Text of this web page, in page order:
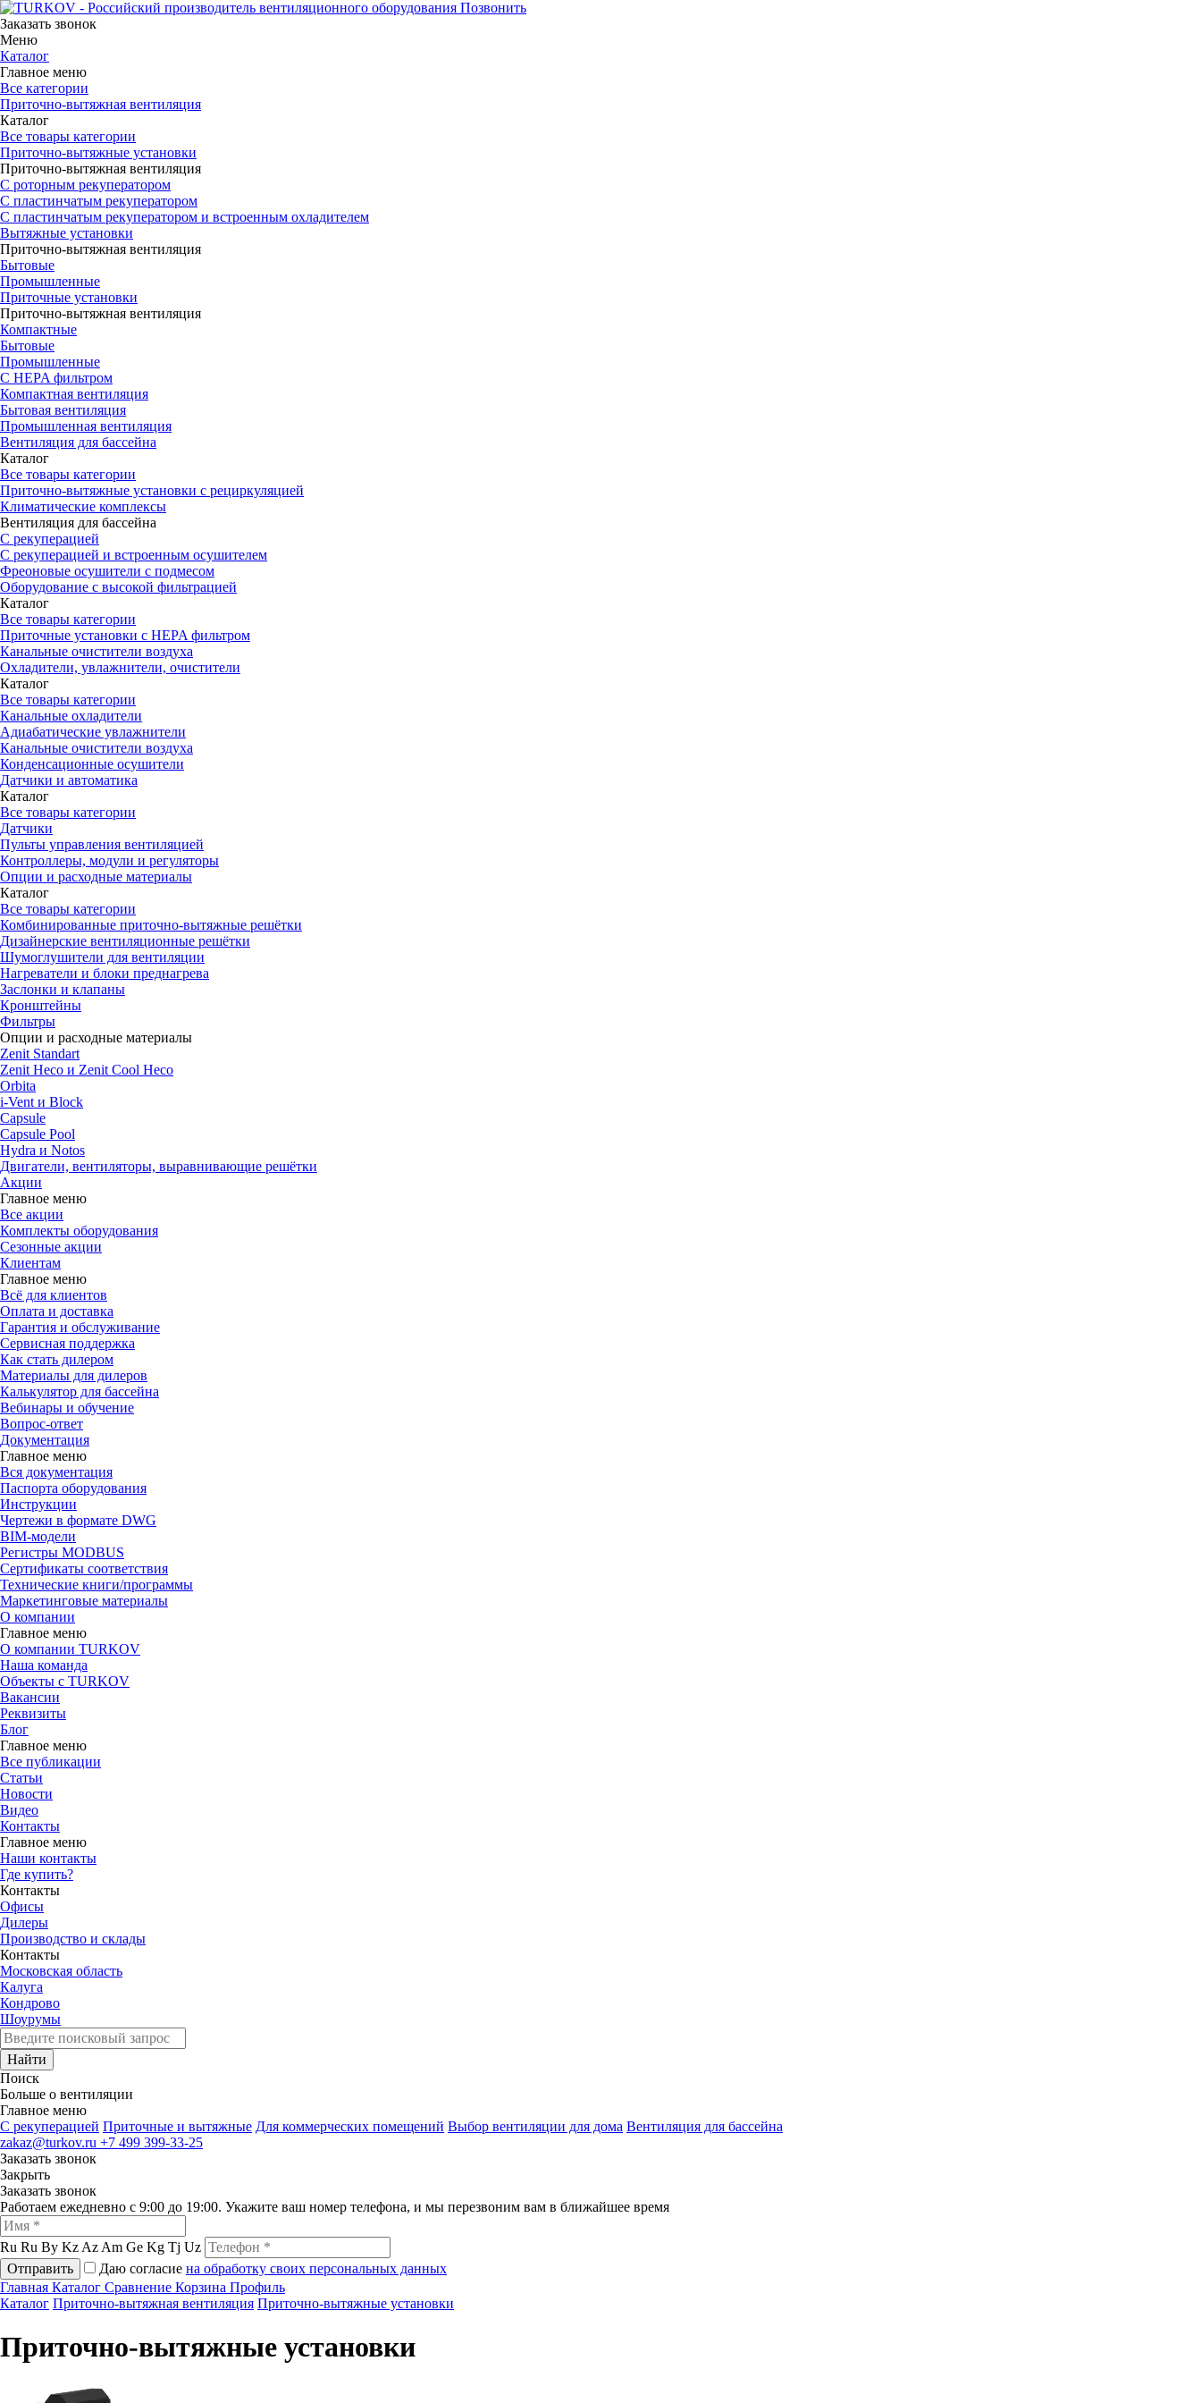
Позвонить
Заказать звонок
Меню
Каталог
Главное меню
Все категории
Приточно-вытяжная вентиляция
Каталог
Все товары категории
Приточно-вытяжные установки
Приточно-вытяжная вентиляция
С роторным рекуператором
С пластинчатым рекуператором
С пластинчатым рекуператором и встроенным охладителем
Вытяжные установки
Приточно-вытяжная вентиляция
Бытовые
Промышленные
Приточные установки
Приточно-вытяжная вентиляция
Компактные
Бытовые
Промышленные
С HEPA фильтром
Компактная вентиляция
Бытовая вентиляция
Промышленная вентиляция
Вентиляция для бассейна
Каталог
Все товары категории
Приточно-вытяжные установки с рециркуляцией
Климатические комплексы
Вентиляция для бассейна
С рекуперацией
С рекуперацией и встроенным осушителем
Фреоновые осушители с подмесом
Оборудование с высокой фильтрацией
Каталог
Все товары категории
Приточные установки c HEPA фильтром
Канальные очистители воздуха
Охладители, увлажнители, очистители
Каталог
Все товары категории
Канальные охладители
Адиабатические увлажнители
Канальные очистители воздуха
Конденсационные осушители
Датчики и автоматика
Каталог
Все товары категории
Датчики
Пульты управления вентиляцией
Контроллеры, модули и регуляторы
Опции и расходные материалы
Каталог
Все товары категории
Комбинированные приточно-вытяжные решётки
Дизайнерские вентиляционные решётки
Шумоглушители для вентиляции
Нагреватели и блоки преднагрева
Заслонки и клапаны
Кронштейны
Фильтры
Опции и расходные материалы
Zenit Standart
Zenit Heco и Zenit Cool Heco
Orbita
i-Vent и Block
Capsule
Capsule Pool
Hydra и Notos
Двигатели, вентиляторы, выравнивающие решётки
Акции
Главное меню
Все акции
Комплекты оборудования
Сезонные акции
Клиентам
Главное меню
Всё для клиентов
Оплата и доставка
Гарантия и обслуживание
Сервисная поддержка
Как стать дилером
Материалы для дилеров
Калькулятор для бассейна
Вебинары и обучение
Вопрос-ответ
Документация
Главное меню
Вся документация
Паспорта оборудования
Инструкции
Чертежи в формате DWG
BIM-модели
Регистры MODBUS
Сертификаты соответствия
Технические книги/программы
Маркетинговые материалы
О компании
Главное меню
О компании TURKOV
Наша команда
Объекты с TURKOV
Вакансии
Реквизиты
Блог
Главное меню
Все публикации
Статьи
Новости
Видео
Контакты
Главное меню
Наши контакты
Где купить?
Контакты
Офисы
Дилеры
Производство и склады
Контакты
Московская область
Калуга
Кондрово
Шоурумы
Найти
Поиск
Больше о вентиляции
Главное меню
C рекуперацией Приточные и вытяжные Для коммерческих помещений Выбор вентиляции для дома Вентиляция для бассейна
zakaz@turkov.ru +7 499 399-33-25
Заказать звонок
Закрыть
Заказать звонок
Работаем ежедневно с 9:00 до 19:00. Укажите ваш номер телефона, и мы перезвоним вам в ближайшее время
Ru Ru By Kz Az Am Ge Kg Tj Uz
Отправить
Даю согласие на обработку своих персональных данных
Главная Каталог Сравнение Корзина Профиль
Каталог Приточно-вытяжная вентиляция Приточно-вытяжные установки
Приточно-вытяжные установки